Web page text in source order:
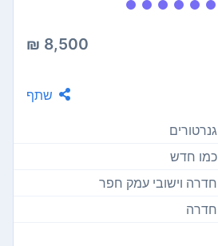
8,500 ₪
שתף
גנרטורים
כמו חדש
חדרה וישובי עמק חפר
חדרה